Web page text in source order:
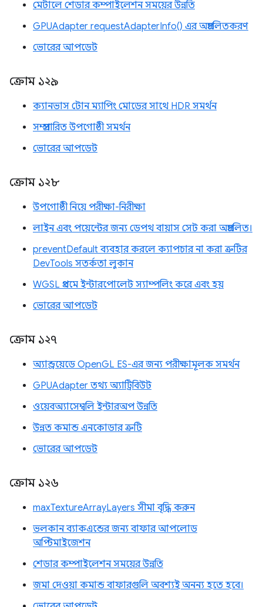
মেটালে শেডার কম্পাইলেশন সময়ের উন্নতি
GPUAdapter requestAdapterInfo() এর অপ্রচলিতকরণ
ভোরের আপডেট
ক্রোম ১২৯
ক্যানভাস টোন ম্যাপিং মোডের সাথে HDR সমর্থন
সম্প্রসারিত উপগোষ্ঠী সমর্থন
ভোরের আপডেট
ক্রোম ১২৮
উপগোষ্ঠী নিয়ে পরীক্ষা-নিরীক্ষা
লাইন এবং পয়েন্টের জন্য ডেপথ বায়াস সেট করা অপ্রচলিত।
preventDefault ব্যবহার করলে ক্যাপচার না করা ত্রুটির
DevTools সতর্কতা লুকান
WGSL প্রথমে ইন্টারপোলেট স্যাম্পলিং করে এবং হয়
ভোরের আপডেট
ক্রোম ১২৭
অ্যান্ড্রয়েডে OpenGL ES-এর জন্য পরীক্ষামূলক সমর্থন
GPUAdapter তথ্য অ্যাট্রিবিউট
ওয়েবঅ্যাসেম্বলি ইন্টারঅপ উন্নতি
উন্নত কমান্ড এনকোডার ত্রুটি
ভোরের আপডেট
ক্রোম ১২৬
maxTextureArrayLayers সীমা বৃদ্ধি করুন
ভলকান ব্যাকএন্ডের জন্য বাফার আপলোড
অপ্টিমাইজেশন
শেডার কম্পাইলেশন সময়ের উন্নতি
জমা দেওয়া কমান্ড বাফারগুলি অবশ্যই অনন্য হতে হবে।